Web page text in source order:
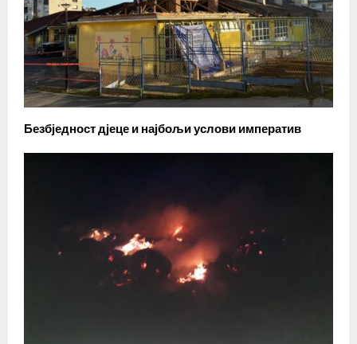
Безбједност дјеце и најбољи услови императив